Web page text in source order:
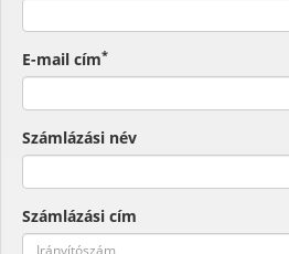
E-mail cím*
Számlázási név
Számlázási cím